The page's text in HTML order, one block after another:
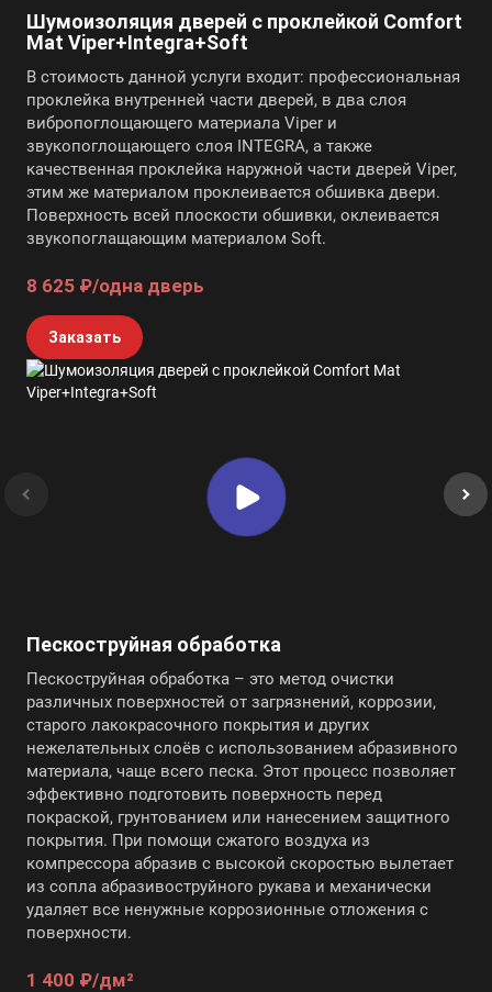
Шумоизоляция дверей с проклейкой Comfort
Mat Viper+Integra+Soft
В стоимость данной услуги входит: профессиональная
проклейка внутренней части дверей, в два слоя
вибропоглощающего материала Viper и
звукопоглощающего слоя INTEGRA, а также
качественная проклейка наружной части дверей Viper,
этим же материалом проклеивается обшивка двери.
Поверхность всей плоскости обшивки, оклеивается
звукопоглащающим материалом Soft.
8 625 ₽/одна дверь
Заказать
Пескоструйная обработка
Пескоструйная обработка – это метод очистки
различных поверхностей от загрязнений, коррозии,
старого лакокрасочного покрытия и других
нежелательных слоёв с использованием абразивного
материала, чаще всего песка. Этот процесс позволяет
эффективно подготовить поверхность перед
покраской, грунтованием или нанесением защитного
покрытия. При помощи сжатого воздуха из
компрессора абразив с высокой скоростью вылетает
из сопла абразивоструйного рукава и механически
удаляет все ненужные коррозионные отложения с
поверхности.
1 400 ₽/дм²